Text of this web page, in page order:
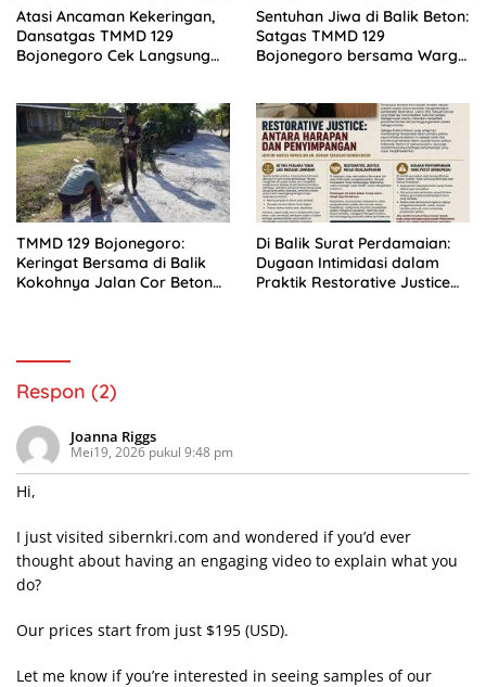
Atasi Ancaman Kekeringan,
Dansatgas TMMD 129
Bojonegoro Cek Langsung
Sentuhan Jiwa di Balik Beton:
Satgas TMMD 129
Bojonegoro bersama Warga
TMMD 129 Bojonegoro:
Keringat Bersama di Balik
Kokohnya Jalan Cor Beton
Di Balik Surat Perdamaian:
Dugaan Intimidasi dalam
Praktik Restorative Justice
Respon (2)
Joanna Riggs
Mei19, 2026 pukul 9:48 pm
Hi,
I just visited sibernkri.com and wondered if you’d ever
thought about having an engaging video to explain what you
do?
Our prices start from just $195 (USD).
Let me know if you’re interested in seeing samples of our